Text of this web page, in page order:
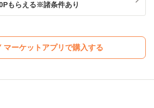
もらえる※諸条件あり
マーケットアプリで購入する